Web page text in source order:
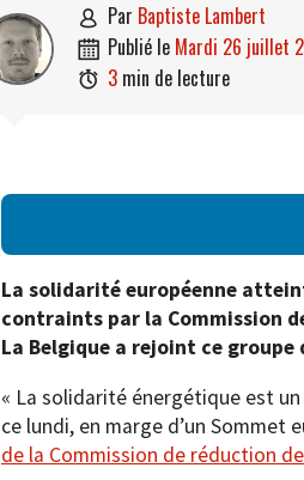
 par Baptiste Lambert
 publié le mardi 26 juillet
 3 min de lecture
La solidarité européenne
contraints par la Commission
La Belgique a rejoint ce groupe
« La solidarité énergétique est un
ce lundi, en marge d’un
de la Commission de réduction